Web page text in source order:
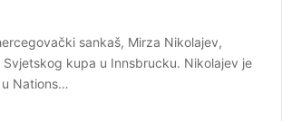
sankaš, Mirza Nikolajev,
Svjetskog kupa u Innsbrucku. Nikolajev je
Nations…